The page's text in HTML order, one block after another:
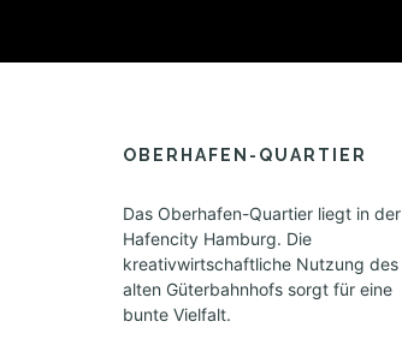
OBERHAFEN-QUARTIER
Das Oberhafen-Quartier liegt in der
Hafencity Hamburg. Die
kreativwirtschaftliche Nutzung des
alten Güterbahnhofs sorgt für eine
bunte Vielfalt.